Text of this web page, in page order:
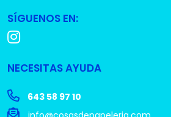
SÍGUENOS EN:
NECESITAS AYUDA
643 58 97 10